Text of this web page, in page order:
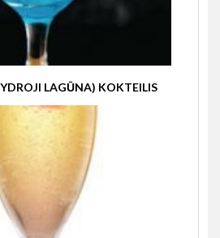
LAGŪNA) KOKTEILIS